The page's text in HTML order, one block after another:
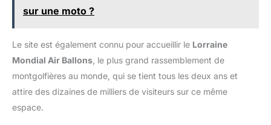
sur une moto ?
Le site est également connu pour accueillir le Lorraine
Mondial Air Ballons , le plus grand rassemblement de
montgolfières au monde, qui se tient tous les deux ans et
attire des dizaines de milliers de visiteurs sur ce même
espace.